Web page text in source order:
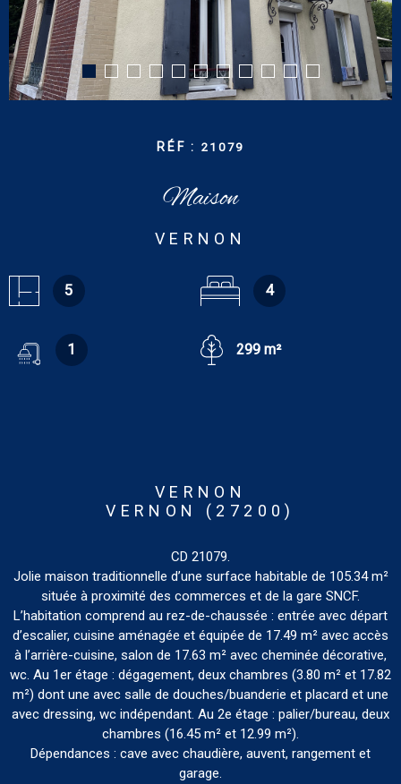
CONTACT
RÉF : 21079
Maison
VERNON
5 4
1 299 m²
VERNON
VERNON (27200)
CD 21079.
Jolie maison traditionnelle d’une surface habitable de 105.34 m²
située à proximité des commerces et de la gare SNCF.
L’habitation comprend au rez-de-chaussée : entrée avec départ
d’escalier, cuisine aménagée et équipée de 17.49 m² avec accès
à l’arrière-cuisine, salon de 17.63 m² avec cheminée décorative,
wc. Au 1er étage : dégagement, deux chambres (3.80 m² et 17.82
m²) dont une avec salle de douches/buanderie et placard et une
avec dressing, wc indépendant. Au 2e étage : palier/bureau, deux
chambres (16.45 m² et 12.99 m²).
Dépendances : cave avec chaudière, auvent, rangement et
garage.
RECHERCHER